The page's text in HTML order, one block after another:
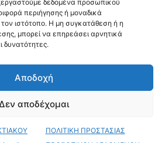
δεδομένα προσωπικού
περιήγησης ή μοναδικά
ιστότοπο. Η μη συγκατάθεση ή η
μπορεί να επηρεάσει αρνητικά
δυνατότητες.
Αποδοχή
αποδέχομαι
ΠΟΛΙΤΙΚΗ ΠΡΟΣΤΑΣΙΑΣ
Όροι Χρήσης
ΑΤΤΙΚΗΣ • All Rights Reserved •